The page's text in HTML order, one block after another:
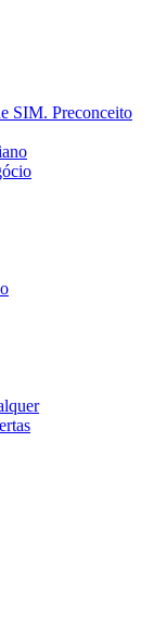
SIM. Preconceito